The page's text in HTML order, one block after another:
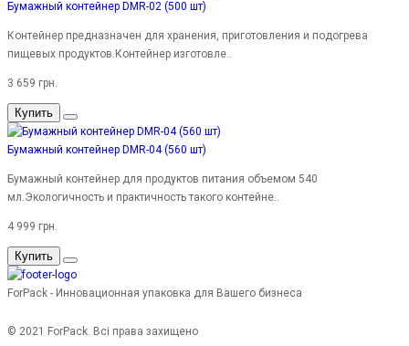
Бумажный контейнер DMR-02 (500 шт)
Контейнер предназначен для хранения, приготовления и подогрева
пищевых продуктов.Контейнер изготовле..
3 659 грн.
Купить
Бумажный контейнер DMR-04 (560 шт)
Бумажный контейнер для продуктов питания объемом 540
мл.Экологичность и практичность такого контейне..
4 999 грн.
Купить
ForPack - Инновационная упаковка для Вашего бизнеса
© 2021 ForPack. Всі права захищено